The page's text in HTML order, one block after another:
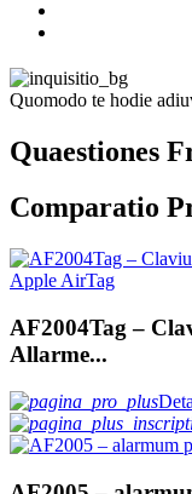
Quomodo te hodie
Quaestiones
Comparatio
AF2004Tag –
Allarme...